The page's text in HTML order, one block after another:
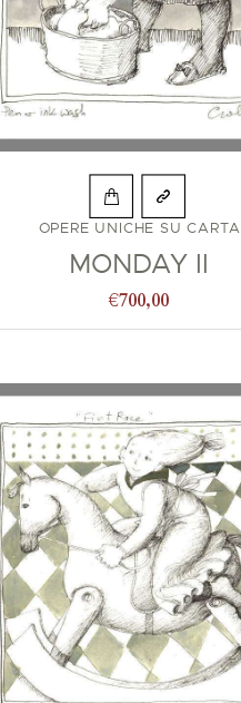
OPERE UNICHE SU CARTA
MONDAY II
€700,00